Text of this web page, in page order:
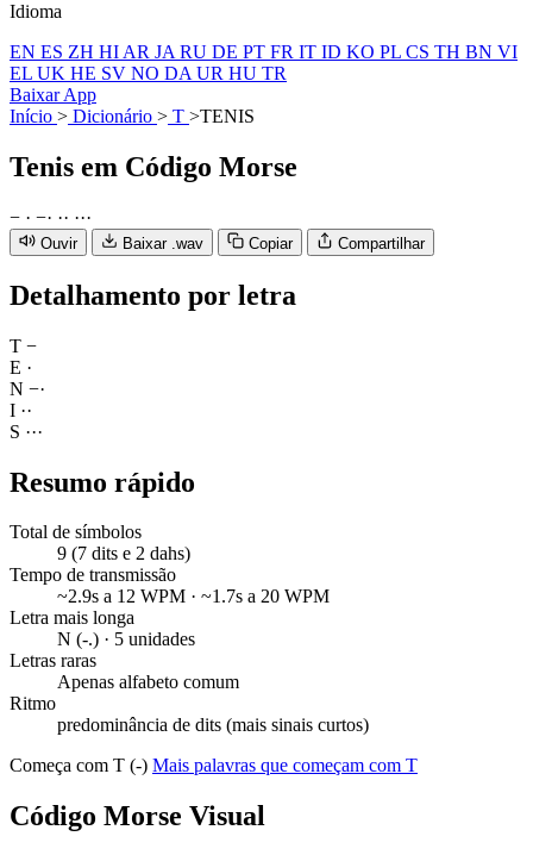
Idioma
EN ES ZH HI AR JA RU DE PT FR IT ID KO PL CS TH BN VI
EL UK HE SV NO DA UR HU TR
Baixar App
Início > Dicionário > T >TENIS
Tenis em Código Morse
− · −· ·· ···
Ouvir Baixar .wav Copiar Compartilhar
Detalhamento por letra
T −
E ·
N −·
I ··
S ···
Resumo rápido
Total de símbolos
9 (7 dits e 2 dahs)
Tempo de transmissão
~2.9s a 12 WPM · ~1.7s a 20 WPM
Letra mais longa
N (-.) · 5 unidades
Letras raras
Apenas alfabeto comum
Ritmo
predominância de dits (mais sinais curtos)
Começa com T (-) Mais palavras que começam com T
Código Morse Visual